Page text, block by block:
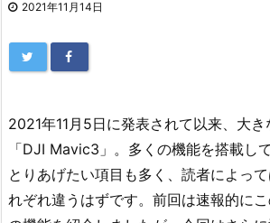
2021年11月14日
2021年11月5日に発表されて以来、大
「DJI Mavic3」。多くの機能を搭載し
とりあげたい項目も多く、読者によっ
れぞれ違うはずです。前回は速報的に